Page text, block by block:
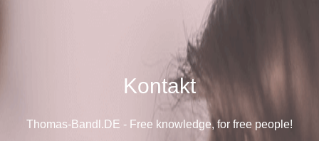
Kontakt
Thomas-Bandl.DE - Free knowledge, for free people!